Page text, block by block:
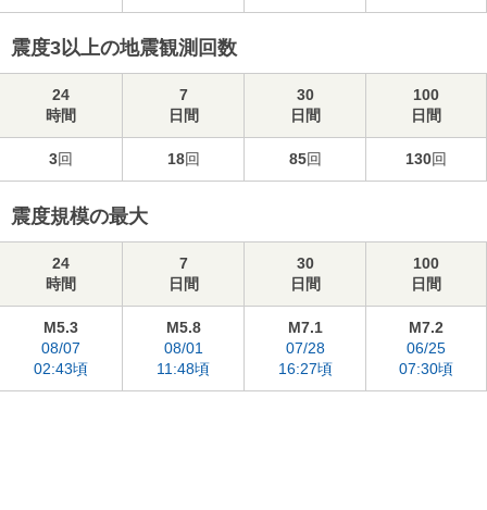
震度3以上の地震観測回数
24
時間
7
日間
30
日間
100
日間
3回 18回 85回 130回
震度規模の最大
24
時間
7
日間
30
日間
100
日間
M5.3
08/07
02:43頃
M5.8
08/01
11:48頃
M7.1
07/28
16:27頃
M7.2
06/25
07:30頃